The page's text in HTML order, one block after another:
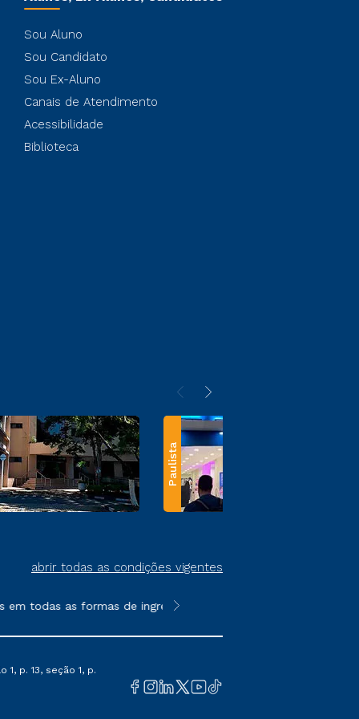
Sou Aluno
Sou Candidato
Sou Ex-Aluno
Canais de Atendimento
Acessibilidade
Biblioteca
Paulista
abrir todas as condições vigentes
as formas de ingresso, exceto na prova on-line ou
**Semipresencial e EAD são
1, p. 13, seção 1, p.